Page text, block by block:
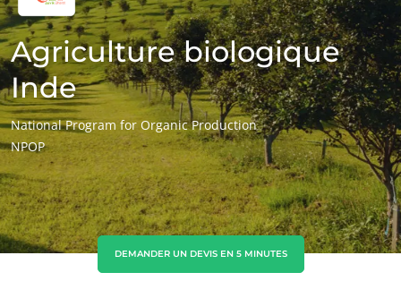
Certification
Formation
Conseil
ECOCERT
Global (anglais)
Global (espagnol)
Global (français)
Afrique
Afrique du Sud (anglais)
Tunisie (français)
Asie
Chine (chinois)
Agriculture biologique
Inde
National Program for Organic Production
NPOP
DEMANDER UN DEVIS EN 5 MINUTES